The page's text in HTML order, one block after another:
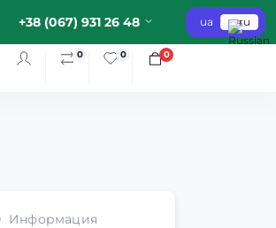
+38 (067) 931 26 48 ua ru
0 0 0
Информация